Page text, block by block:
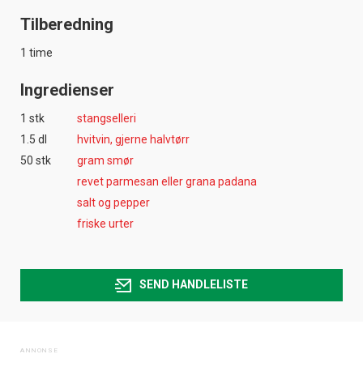
Tilberedning
1 time
Ingredienser
1 stk
stangselleri
1.5 dl
hvitvin, gjerne halvtørr
50 stk
gram smør
revet parmesan eller grana padana
salt og pepper
friske urter
SEND HANDLELISTE